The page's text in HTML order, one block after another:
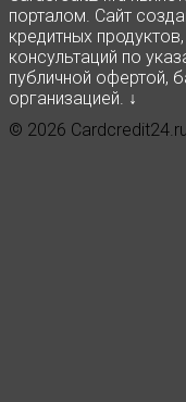
порталом. Сайт
кредитных
консультаций по
публичной офертой,
организацией. ↓
© 2026 Cardcredit24.ru